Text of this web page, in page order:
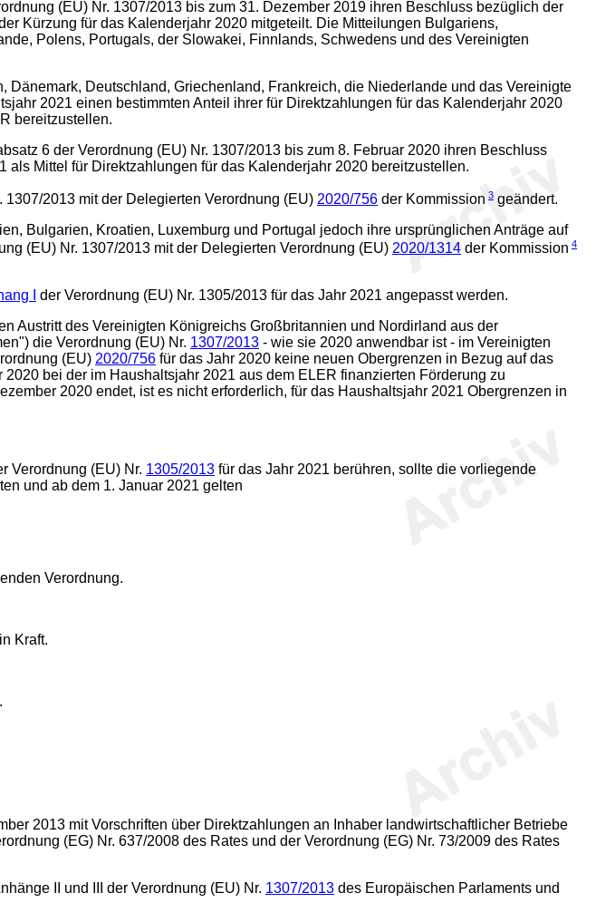
(EU) Nr. 1307/2013 bis zum 31. Dezember 2019 ihren Beschluss bezüglich der
Kürzung für das Kalenderjahr 2020 mitgeteilt. Die Mitteilungen Bulgariens,
Polens, Portugals, der Slowakei, Finnlands, Schwedens und des Vereinigten
Deutschland, Griechenland, Frankreich, die Niederlande und das Vereinigte
2021 einen bestimmten Anteil ihrer für Direktzahlungen für das Kalenderjahr 2020
bereitzustellen.
6 der Verordnung (EU) Nr. 1307/2013 bis zum 8. Februar 2020 ihren Beschluss
Mittel für Direktzahlungen für das Kalenderjahr 2020 bereitzustellen.
1307/2013 mit der Delegierten Verordnung (EU) 2020/756 der Kommission 3 geändert.
Bulgarien, Kroatien, Luxemburg und Portugal jedoch ihre ursprünglichen Anträge auf
(EU) Nr. 1307/2013 mit der Delegierten Verordnung (EU) 2020/1314 der Kommission 4
I
der Verordnung (EU) Nr. 1305/2013 für das Jahr 2021 angepasst werden.
Austritt des Vereinigten Königreichs Großbritannien und Nordirland aus der
die Verordnung (EU) Nr. 1307/2013 - wie sie 2020 anwendbar ist - im Vereinigten
(EU) 2020/756 für das Jahr 2020 keine neuen Obergrenzen in Bezug auf das
bei der im Haushaltsjahr 2021 aus dem ELER finanzierten Förderung zu
2020 endet, ist es nicht erforderlich, für das Haushaltsjahr 2021 Obergrenzen in
Verordnung (EU) Nr. 1305/2013 für das Jahr 2021 berühren, sollte die vorliegende
und ab dem 1. Januar 2021 gelten
Verordnung.
in Kraft.
2013 mit Vorschriften über Direktzahlungen an Inhaber landwirtschaftlicher Betriebe
(EG) Nr. 637/2008 des Rates und der Verordnung (EG) Nr. 73/2009 des Rates
II und III der Verordnung (EU) Nr. 1307/2013 des Europäischen Parlaments und